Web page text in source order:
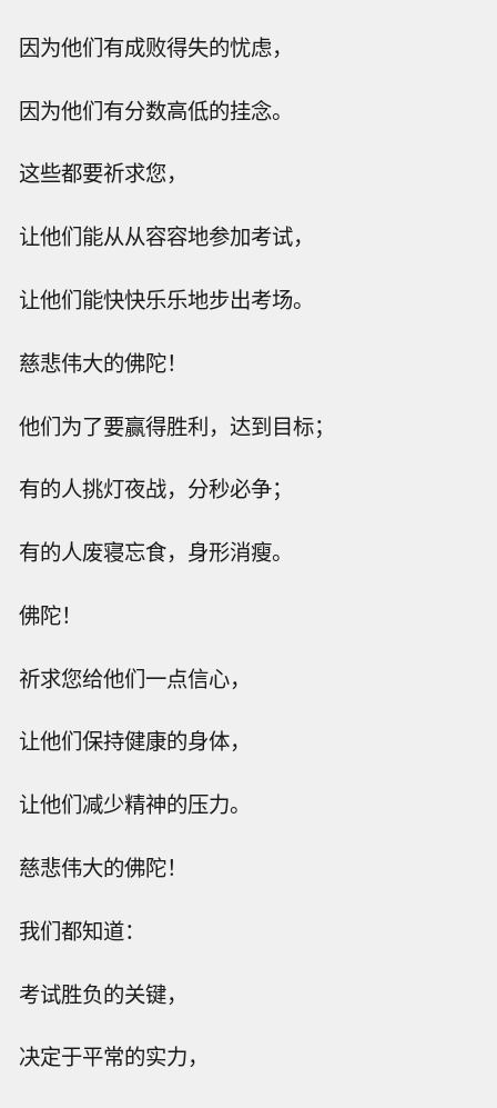
因为他们有成败得失的忧虑，
因为他们有分数高低的挂念。
这些都要祈求您，
让他们能从从容容地参加考试，
让他们能快快乐乐地步出考场。
慈悲伟大的佛陀！
他们为了要赢得胜利，达到目标；
有的人挑灯夜战，分秒必争；
有的人废寝忘食，身形消瘦。
佛陀！
祈求您给他们一点信心，
让他们保持健康的身体，
让他们减少精神的压力。
慈悲伟大的佛陀！
我们都知道：
考试胜负的关键，
决定于平常的实力，